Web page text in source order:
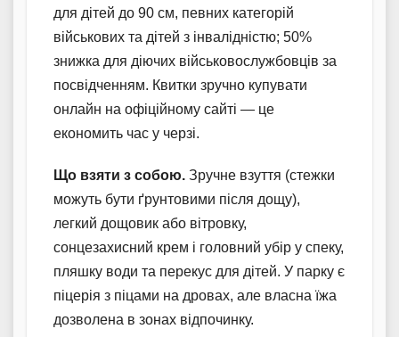
для дітей до 90 см, певних категорій
військових та дітей з інвалідністю; 50%
знижка для діючих військовослужбовців за
посвідченням. Квитки зручно купувати
онлайн на офіційному сайті — це
економить час у черзі.
Що взяти з собою. Зручне взуття (стежки
можуть бути ґрунтовими після дощу),
легкий дощовик або вітровку,
сонцезахисний крем і головний убір у спеку,
пляшку води та перекус для дітей. У парку є
піцерія з піцами на дровах, але власна їжа
дозволена в зонах відпочинку.